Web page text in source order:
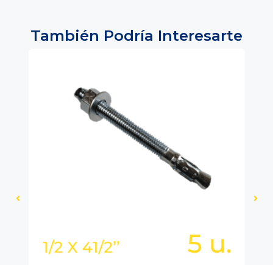
También Podría Interesarte